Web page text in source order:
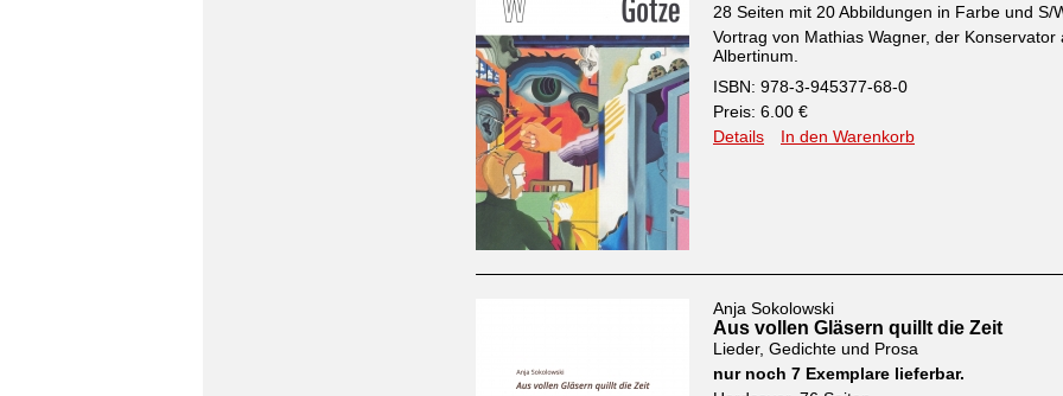
28 Seiten mit 20 Abbildungen in Farbe und S/
Vortrag von Mathias Wagner, der Konservator
Albertinum.
ISBN: 978-3-945377-68-0
Preis: 6.00 €
Details
In den Warenkorb
Anja Sokolowski
Aus vollen Gläsern quillt die Zeit
Lieder, Gedichte und Prosa
nur noch 7 Exemplare lieferbar.